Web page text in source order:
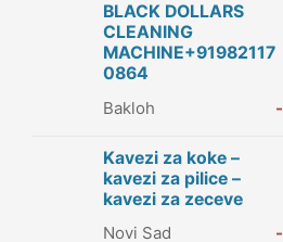
BLACK DOLLARS
CLEANING
MACHINE+91982117
0864
Bakloh
-
Kavezi za koke –
kavezi za pilice –
kavezi za zeceve
Novi Sad
-